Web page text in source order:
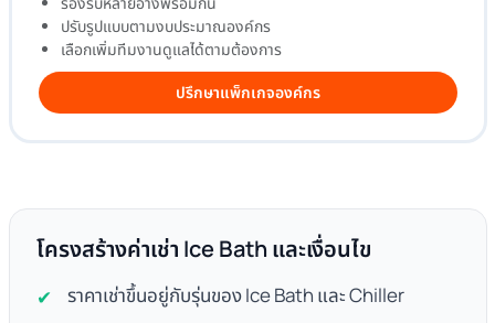
ปรับรูปแบบตามงบประมาณองค์กร
เลือกเพิ่มทีมงานดูแลได้ตามต้องการ
ปรึกษาแพ็กเกจองค์กร
โครงสร้างค่าเช่า Ice Bath และเงื่อนไข
ราคาเช่าขึ้นอยู่กับรุ่นของ Ice Bath และ Chiller